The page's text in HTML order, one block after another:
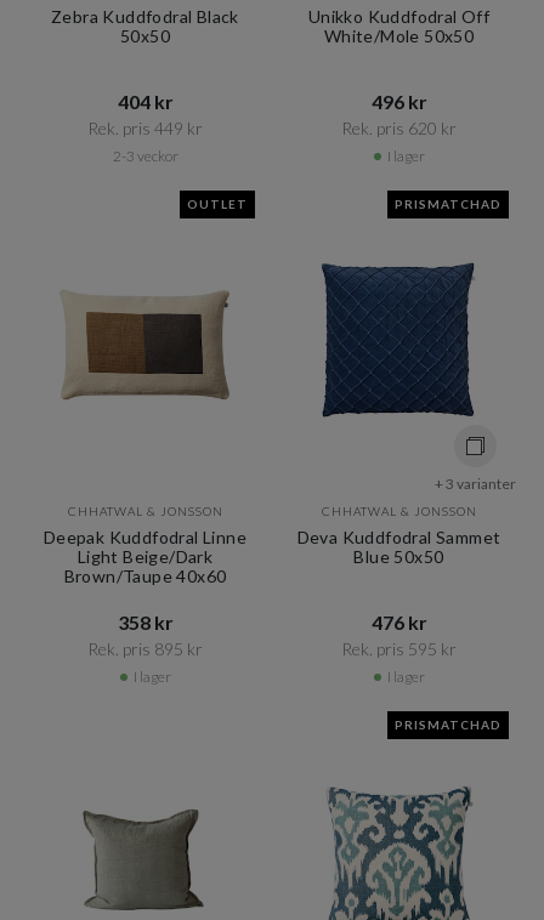
Zebra Kuddfodral Black
50x50
404 kr​​
Rek. pris 449 kr​​
2-3 veckor
Unikko Kuddfodral Off
White/Mole 50x50
496 kr​​
Rek. pris 620 kr​​
I lager
OUTLET
CHHATWAL & JONSSON
Deepak Kuddfodral Linne
Light Beige/Dark
Brown/Taupe 40x60
358 kr​​
Rek. pris 895 kr​​
I lager
PRISMATCHAD
+ 3 varianter
CHHATWAL & JONSSON
Deva Kuddfodral Sammet
Blue 50x50
476 kr​​
Rek. pris 595 kr​​
I lager
PRISMATCHAD